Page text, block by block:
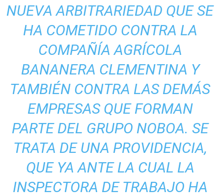
NUEVA ARBITRARIEDAD QUE SE
HA COMETIDO CONTRA LA
COMPAÑÍA AGRÍCOLA
BANANERA CLEMENTINA Y
TAMBIÉN CONTRA LAS DEMÁS
EMPRESAS QUE FORMAN
PARTE DEL GRUPO NOBOA. SE
TRATA DE UNA PROVIDENCIA,
QUE YA ANTE LA CUAL LA
INSPECTORA DE TRABAJO HA